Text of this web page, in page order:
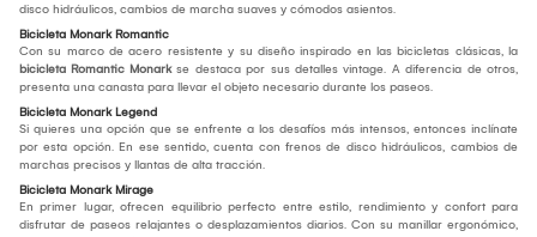
disco hidráulicos, cambios de marcha suaves y cómodos asientos.
Bicicleta Monark Romantic
Con su marco de acero resistente y su diseño inspirado en las bicicletas clásicas, la
bicicleta Romantic Monarkse destaca por sus detalles vintage. A diferencia de otros,
presenta una canasta para llevar el objeto necesario durante los paseos.
Bicicleta Monark Legend
Si quieres una opción que se enfrente a los desafíos más intensos, entonces inclínate
por esta opción. En ese sentido, cuenta con frenos de disco hidráulicos, cambios de
marchas precisos y llantas de alta tracción.
Bicicleta Monark Mirage
En primer lugar, ofrecen equilibrio perfecto entre estilo, rendimiento y confort para
disfrutar de paseos relajantes o desplazamientos diarios. Con su manillar ergonómico,